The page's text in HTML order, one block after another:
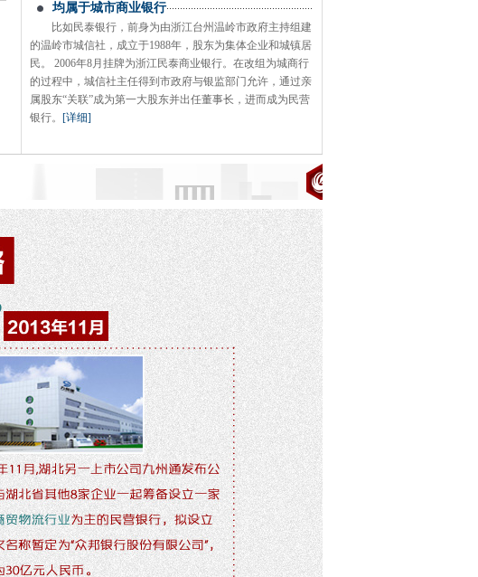
均属于城市商业银行
比如民泰银行，前身为由浙江台州温岭市政府主持组建
的温岭市城信社，成立于1988年，股东为集体企业和城镇居
民。 2006年8月挂牌为浙江民泰商业银行。在改组为城商行
的过程中，城信社主任得到市政府与银监部门允许，通过亲
属股东“关联”成为第一大股东并出任董事长，进而成为民营
银行。 [详细]